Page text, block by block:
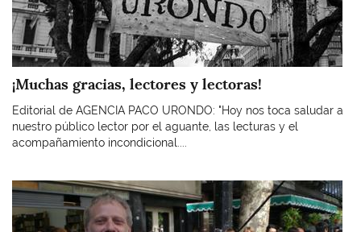
¡Muchas gracias, lectores y lectoras!
Editorial de AGENCIA PACO URONDO: "Hoy nos toca saludar a
nuestro público lector por el aguante, las lecturas y el
acompañamiento incondicional....
Imagen